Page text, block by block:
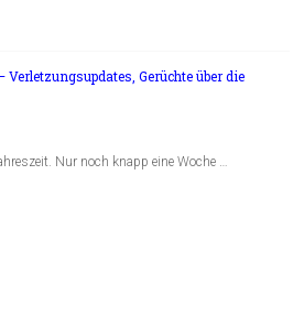
Verletzungsupdates, Gerüchte über die
Nur noch knapp eine Woche …